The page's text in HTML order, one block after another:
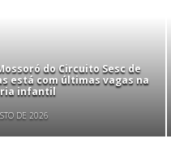
do Circuito Sesc de
está com últimas vagas na
infantil
DE 2026